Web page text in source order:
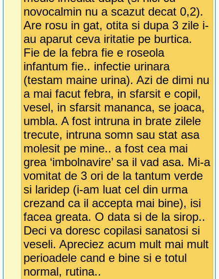
novocalmin nu a scazut decat 0,2).
Are rosu in gat, otita si dupa 3 zile i-
au aparut ceva iritatie pe burtica.
Fie de la febra fie e roseola
infantum fie.. infectie urinara
(testam maine urina). Azi de dimi nu
a mai facut febra, in sfarsit e copil,
vesel, in sfarsit mananca, se joaca,
umbla. A fost intruna in brate zilele
trecute, intruna somn sau stat asa
molesit pe mine.. a fost cea mai
grea ‘imbolnavire’ sa il vad asa. Mi-a
vomitat de 3 ori de la tantum verde
si laridep (i-am luat cel din urma
crezand ca il accepta mai bine), isi
facea greata. O data si de la sirop..
Deci va doresc copilasi sanatosi si
veseli. Apreciez acum mult mai mult
perioadele cand e bine si e totul
normal, rutina..